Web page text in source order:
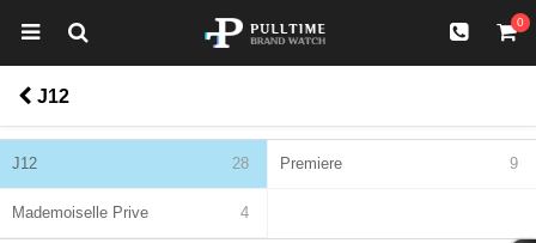
0
J12
J12 28 Premiere 9
Mademoiselle Prive 4